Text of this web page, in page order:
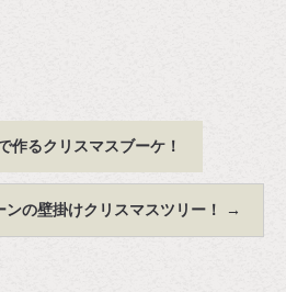
作るクリスマスブーケ！
の壁掛けクリスマスツリー！ →